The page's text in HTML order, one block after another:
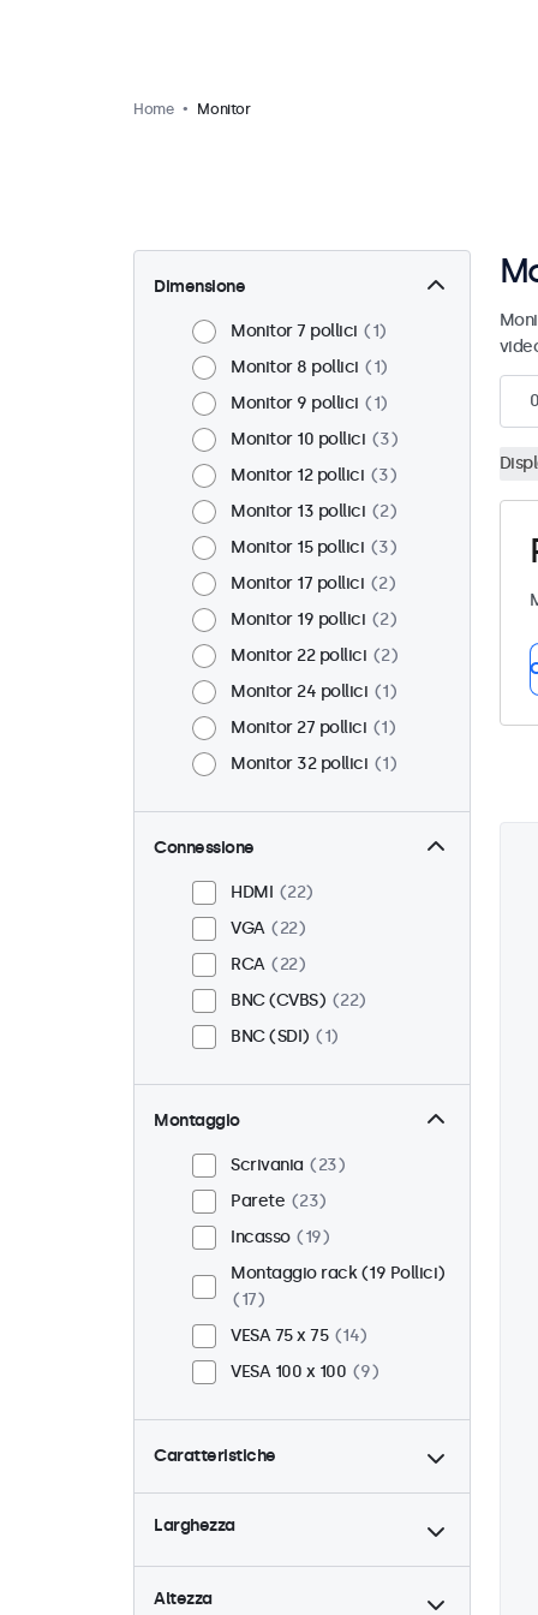
Home Monitor
Dimensione
Monitor 7 pollici
1
Monitor 8 pollici
1
Monitor 9 pollici
1
Monitor 10 pollici
3
Monitor 12 pollici
3
Monitor 13 pollici
2
Monitor 15 pollici
3
Monitor 17 pollici
2
Monitor 19 pollici
2
Monitor 22 pollici
2
Monitor 24 pollici
1
Monitor 27 pollici
1
Monitor 32 pollici
1
Connessione
HDMI
22
VGA
22
RCA
22
BNC (CVBS)
22
BNC (SDI)
1
Montaggio
Scrivania
23
Parete
23
Incasso
19
Montaggio rack (19 Pollici)
17
VESA 75 x 75
14
VESA 100 x 100
9
Caratteristiche
4:3 / 5:4
6
9-36 Volt
Dimmerabile
23
Lettore multimediale USB
Larghezza
Altezza
0